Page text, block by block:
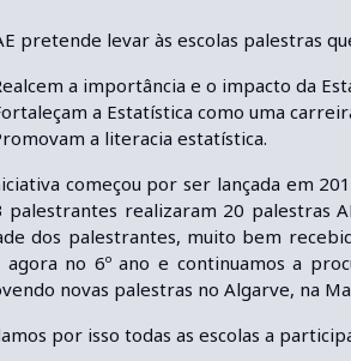
pretende levar às escolas palestras
a importância e o impacto da
a Estatística como uma
a literacia estatística.
começou por ser lançada em
palestrantes realizaram 20 palestras
dos palestrantes, muito bem
agora no 6º ano e continuamos a
novas palestras no Algarve, na
por isso todas as escolas a